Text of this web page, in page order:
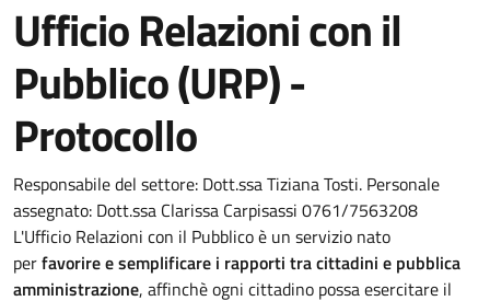
Ufficio Relazioni con il
Pubblico (URP) -
Protocollo
Responsabile del settore: Dott.ssa Tiziana Tosti. Personale
assegnato: Dott.ssa Clarissa Carpisassi 0761/7563208
L'Ufficio Relazioni con il Pubblico è un servizio nato
perfavorire e semplificare i rapporti tra cittadini e pubblica
amministrazione, affinchè ogni cittadino possa esercitare il